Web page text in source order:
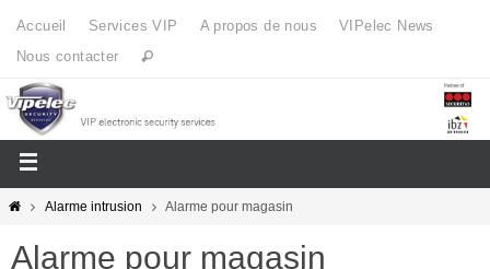
Accueil Services VIP A propos de nous
VIPelec News
Nous contacter
Alarme intrusion Alarme pour magasin
Alarme pour magasin